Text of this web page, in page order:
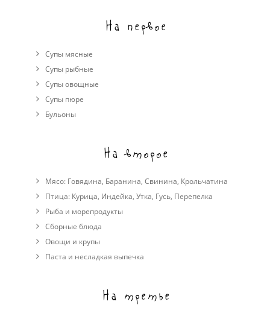
На первое
Супы мясные
Супы рыбные
Супы овощные
Cупы пюре
Бульоны
На второе
Мясо: Говядина, Баранина, Свинина, Крольчатина
Птица: Курица, Индейка, Утка, Гусь, Перепелка
Рыба и морепродукты
Сборные блюда
Овощи и крупы
Паста и несладкая выпечка
На третье